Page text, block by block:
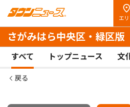
エ
さがみはら中央区・緑区版
すべて トップニュース 文
戻る